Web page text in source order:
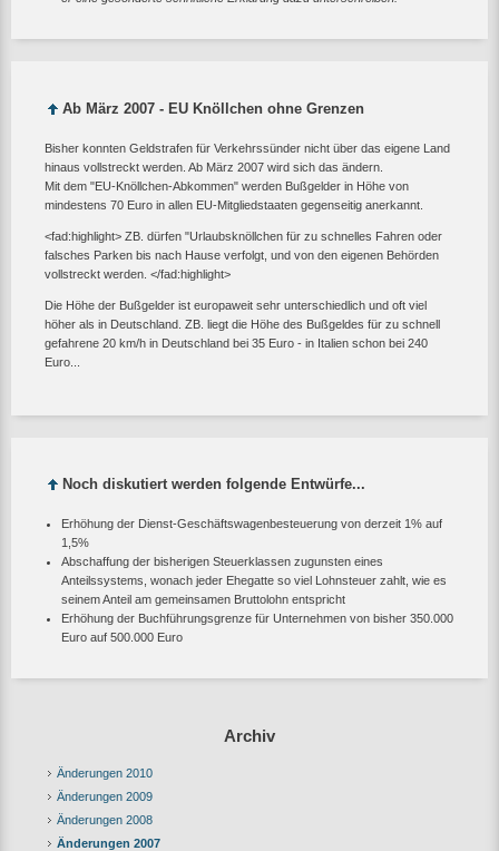
Archiv
Änderungen 2010
Änderungen 2009
Änderungen 2008
Änderungen 2007
Ab März 2007 - EU Knöllchen ohne Grenzen
Bisher konnten Geldstrafen für Verkehrssünder nicht über das eigene Land
hinaus vollstreckt werden. Ab März 2007 wird sich das ändern.
Mit dem "EU-Knöllchen-Abkommen" werden Bußgelder in Höhe von
mindestens 70 Euro in allen EU-Mitgliedstaaten gegenseitig anerkannt.
<fad:highlight> ZB. dürfen "Urlaubsknöllchen für zu schnelles Fahren oder
falsches Parken bis nach Hause verfolgt, und von den eigenen Behörden
vollstreckt werden. </fad:highlight>
Die Höhe der Bußgelder ist europaweit sehr unterschiedlich und oft viel
höher als in Deutschland. ZB. liegt die Höhe des Bußgeldes für zu schnell
gefahrene 20 km/h in Deutschland bei 35 Euro - in Italien schon bei 240
Euro...
Noch diskutiert werden folgende Entwürfe...
Erhöhung der Dienst-Geschäftswagenbesteuerung von derzeit 1% auf
1,5%
Abschaffung der bisherigen Steuerklassen zugunsten eines
Anteilssystems, wonach jeder Ehegatte so viel Lohnsteuer zahlt, wie es
seinem Anteil am gemeinsamen Bruttolohn entspricht
Erhöhung der Buchführungsgrenze für Unternehmen von bisher 350.000
Euro auf 500.000 Euro